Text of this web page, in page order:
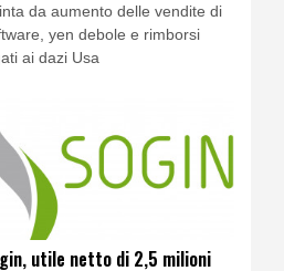
da aumento delle vendite di
yen debole e rimborsi
ai dazi Usa
utile netto di 2,5 milioni